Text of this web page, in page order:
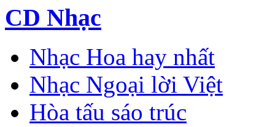
CD Nhạc
Nhạc Hoa hay nhất
Nhạc Ngoại lời Việt
Hòa tấu sáo trúc